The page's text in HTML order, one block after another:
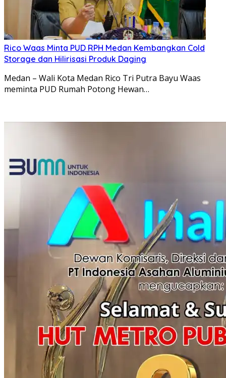
Rico Waas Minta PUD RPH Medan Kembangkan Cold
Storage dan Hilirisasi Produk Daging
Medan – Wali Kota Medan Rico Tri Putra Bayu Waas
meminta PUD Rumah Potong Hewan…